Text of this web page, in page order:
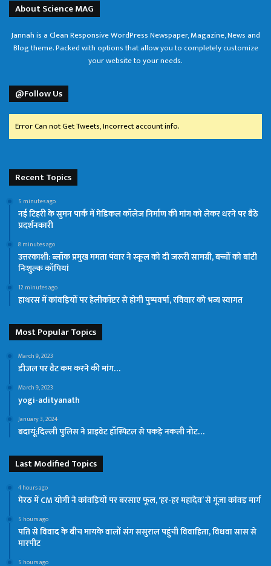
About Science MAG
Jannah is a Clean Responsive WordPress Newspaper, Magazine, News and
Blog theme. Packed with options that allow you to completely customize
your website to your needs.
@Follow Us
Error Can not Get Tweets, Incorrect account info.
Recent Topics
5 minutes ago
नई टिहरी के सुमन पार्क में मेडिकल कॉलेज निर्माण की मांग को लेकर धरने पर बैठे
प्रदर्शनकारी
8 minutes ago
उत्तरकाशी: ब्लॉक प्रमुख ममता पंवार ने स्कूल को दी जरूरी सामग्री, बच्चों को बांटी
निःशुल्क कॉपियां
12 minutes ago
हाथरस में कांवड़ियों पर हेलीकॉप्टर से होगी पुष्पवर्षा, रविवार को भव्य स्वागत
Most Popular Topics
March 9, 2023
डीजल पर वैट कम करने की मांग…
March 9, 2023
yogi-adityanath
January 3, 2024
बदायूं:दिल्ली पुलिस ने प्राइवेट हॉस्पिटल से पकड़े नकली नोट…
Last Modified Topics
4 hours ago
मेरठ में CM योगी ने कांवड़ियों पर बरसाए फूल, ‘हर-हर महादेव’ से गूंजा कांवड़ मार्ग
5 hours ago
पति से विवाद के बीच मायके वालों संग ससुराल पहुंची विवाहिता, विधवा सास से
मारपीट
5 hours ago